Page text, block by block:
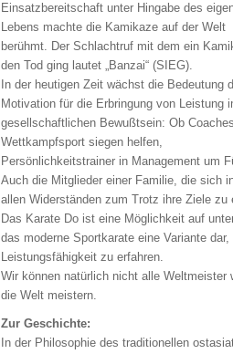
Einsatzbereitschaft unter Hingabe des
Lebens machte die Kamikaze auf der Welt
berühmt. Der Schlachtruf mit dem ein
den Tod ging lautet „Banzai“ (SIEG).
In der heutigen Zeit wächst die Bedeutung
Motivation für die Erbringung von Leistung
gesellschaftlichen Bewußtsein: Ob
Wettkampfsport siegen helfen,
Persönlichkeitstrainer in Management um
Auch die Mitglieder einer Familie, die sich
allen Widerständen zum Trotz ihre Ziele zu
Das Karate Do ist eine Möglichkeit auf
das moderne Sportkarate eine Variante
Leistungsfähigkeit zu erfahren.
Wir können natürlich nicht alle
die Welt meistern.
Zur Geschichte:
In der Philosophie des traditionellen